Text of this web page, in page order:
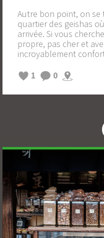
Autre bon point, on
quartier des geishas
arrivée. Si vous
propre, pas cher et
incroyablement
1
0